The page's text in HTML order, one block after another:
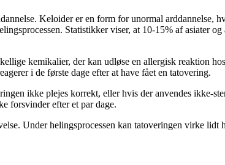
Keloider er en form for unormal arddannelse,
Statistikker viser, at 10-15% af asiater
kemikalier, der kan udløse en allergisk reaktion
i de første dage efter at have fået en tatovering.
ikke plejes korrekt, eller hvis der anvendes ikke-
forsvinder efter et par dage.
Under helingsprocessen kan tatoveringen virke lidt